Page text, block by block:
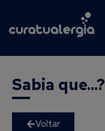
Sabia que...?
Voltar